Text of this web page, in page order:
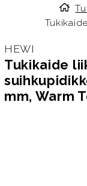
HEWI
Tukikaide
mm, Warm